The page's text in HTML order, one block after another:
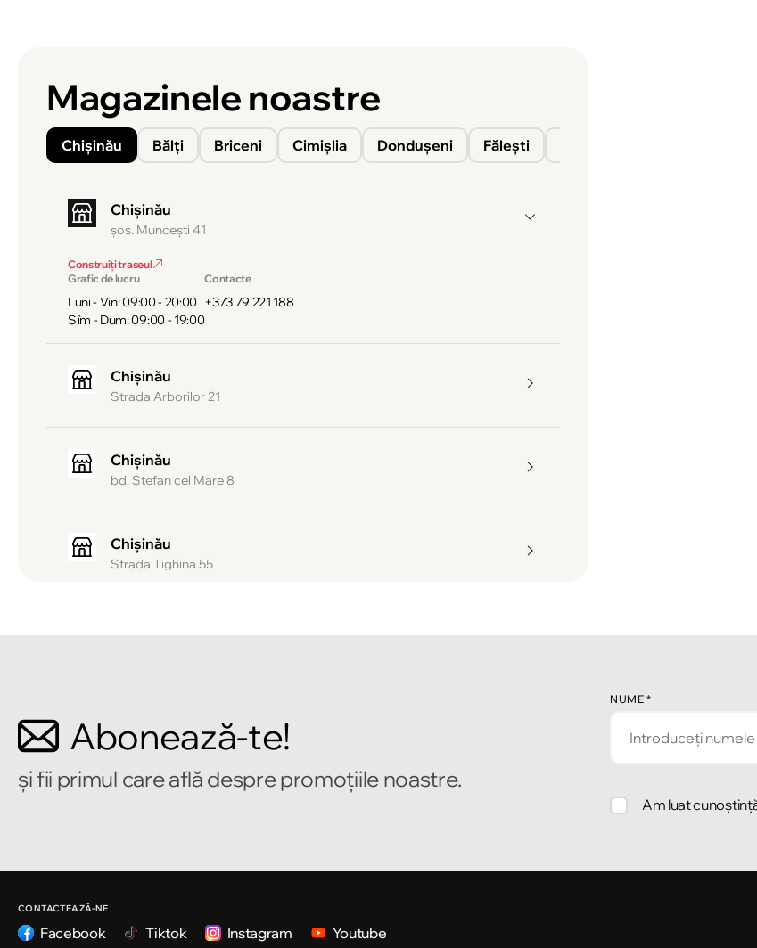
Magazinele noastre
Chișinău Bălți Briceni Cimișlia Donduşeni Fălești
Chișinău
şos. Munceşti 41
Construiți traseul
Grafic de lucru
Luni - Vin: 09:00 - 20:00
Sîm - Dum: 09:00 - 19:00
Contacte
+373 79 221 188
Chișinău
Strada Arborilor 21
Chișinău
bd. Stefan cel Mare 8
Chișinău
Strada Tighina 55
Strada Alecu Russo 1
Abonează-te!
și fii primul care află despre promoțiile noastre.
NUME *
Am luat
CONTACTEAZĂ-NE
Facebook Tiktok Instagram Youtube